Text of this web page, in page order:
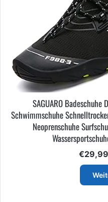
SAGUARO Badeschuhe
Schwimmschuhe
Neoprenschuhe
€29,99